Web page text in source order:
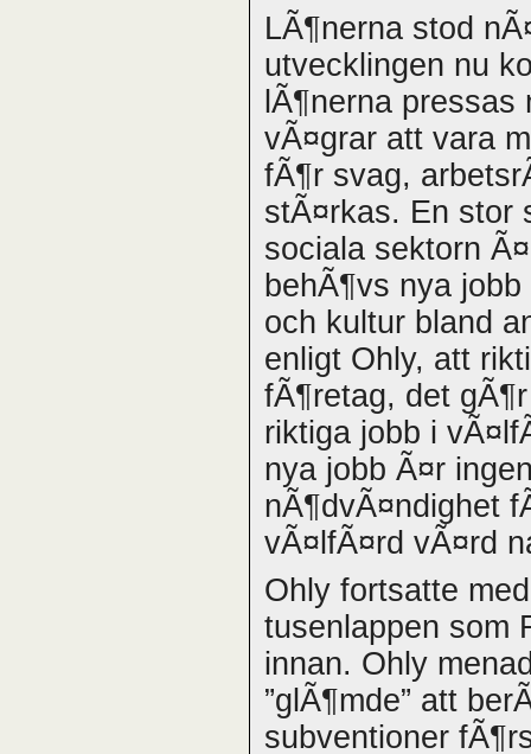
LÃ¶nerna stod
utvecklingen nu
lÃ¶nerna
vÃ¤grar att vara
fÃ¶r svag,
stÃ¤rkas. En stor
sociala sektorn
behÃ¶vs nya
och kultur bland
enligt Ohly, att
fÃ¶retag, det
riktiga jobb i
nya jobb Ã¤r
nÃ¶dvÃ¤ndighet
vÃ¤lfÃ¤rd vÃ¤rd
Ohly fortsatte
tusenlappen som
innan. Ohly
”glÃ¶mde” att
subventioner